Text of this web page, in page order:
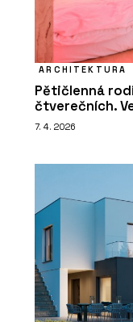
ARCHITEKTURA
Pětičlenná
čtverečních.
7. 4. 2026